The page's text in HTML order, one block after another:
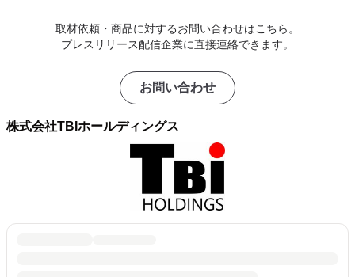
取材依頼・商品に対するお問い合わせはこちら。
プレスリリース配信企業に直接連絡できます。
お問い合わせ
株式会社TBIホールディングス